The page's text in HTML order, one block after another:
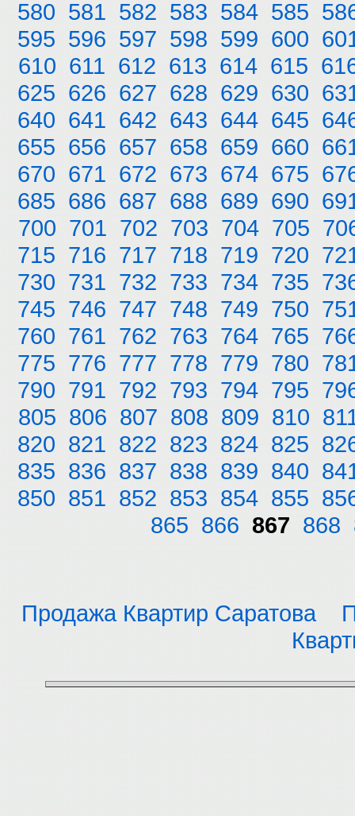
580 581 582 583 584 585
595 596 597 598 599 600
610 611 612 613 614 615
625 626 627 628 629 630
640 641 642 643 644 645
655 656 657 658 659 660
670 671 672 673 674 675
685 686 687 688 689 690
700 701 702 703 704 705
715 716 717 718 719 720
730 731 732 733 734 735
745 746 747 748 749 750
760 761 762 763 764 765
775 776 777 778 779 780
790 791 792 793 794 795
805 806 807 808 809 810
820 821 822 823 824 825
835 836 837 838 839 840
850 851 852 853 854 855
865 866 867 868
Продажа Квартир Саратова